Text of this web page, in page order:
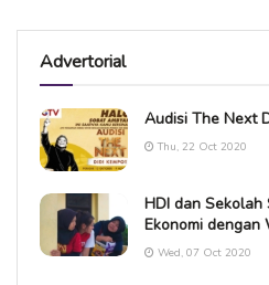
Advertorial
Audisi The Next
Thu, 22 Oct 2020
HDI dan Sekolah
Ekonomi dengan
Wed, 07 Oct 2020